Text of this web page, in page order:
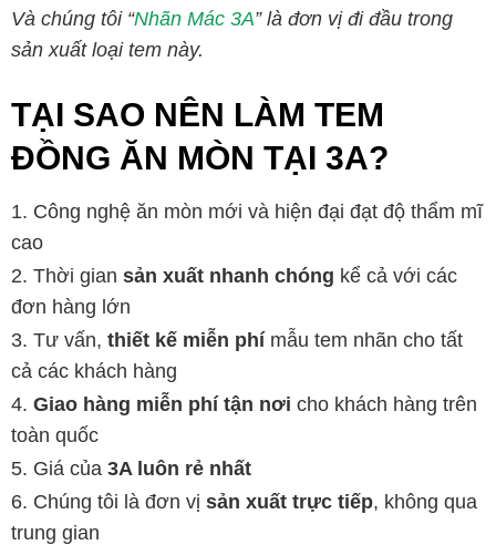
Và chúng tôi “Nhãn Mác 3A” là đơn vị đi đầu trong
sản xuất loại tem này.
TẠI SAO NÊN LÀM TEM
ĐỒNG ĂN MÒN TẠI 3A?
Công nghệ ăn mòn mới và hiện đại đạt độ thẩm mĩ
cao
Thời gian sản xuất nhanh chóng kể cả với các
đơn hàng lớn
Tư vấn, thiết kế miễn phímẫu tem nhãn cho tất
cả các khách hàng
Giao hàng miễn phí tận nơi cho khách hàng trên
toàn quốc
Giá của 3A luôn rẻ nhất
Chúng tôi là đơn vị sản xuất trực tiếp, không qua
trung gian